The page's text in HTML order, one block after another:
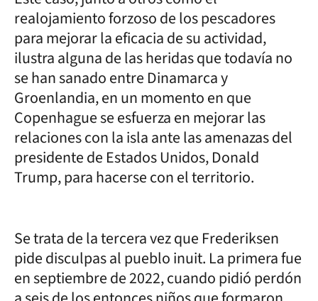
realojamiento forzoso de los pescadores
para mejorar la eficacia de su actividad,
ilustra alguna de las heridas que todavía no
se han sanado entre Dinamarca y
Groenlandia, en un momento en que
Copenhague se esfuerza en mejorar las
relaciones con la isla ante las amenazas del
presidente de Estados Unidos, Donald
Trump, para hacerse con el territorio.
Se trata de la tercera vez que Frederiksen
pide disculpas al pueblo inuit. La primera fue
en septiembre de 2022, cuando pidió perdón